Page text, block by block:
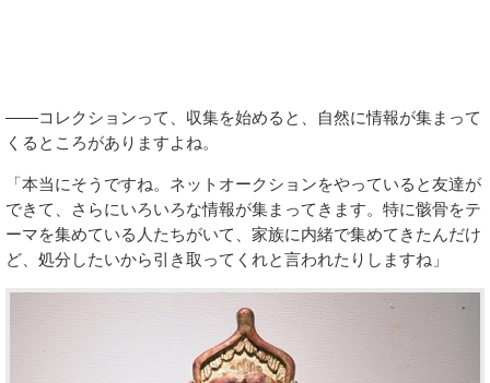
――コレクションって、収集を始めると、自然に情報が集まって
くるところがありますよね。
「本当にそうですね。ネットオークションをやっていると友達が
できて、さらにいろいろな情報が集まってきます。特に骸骨をテ
ーマを集めている人たちがいて、家族に内緒で集めてきたんだけ
ど、処分したいから引き取ってくれと言われたりしますね」